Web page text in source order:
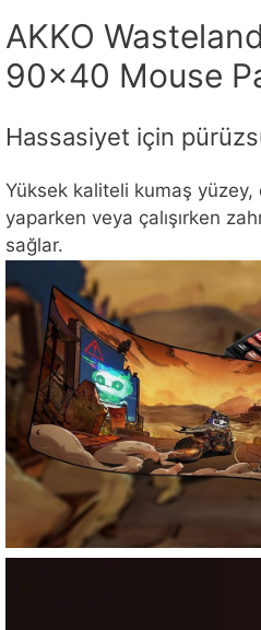
AKKO
90×40 Mouse
Hassasiyet için
Yüksek kaliteli kumaş yüzey,
yaparken veya çalışırken
sağlar.